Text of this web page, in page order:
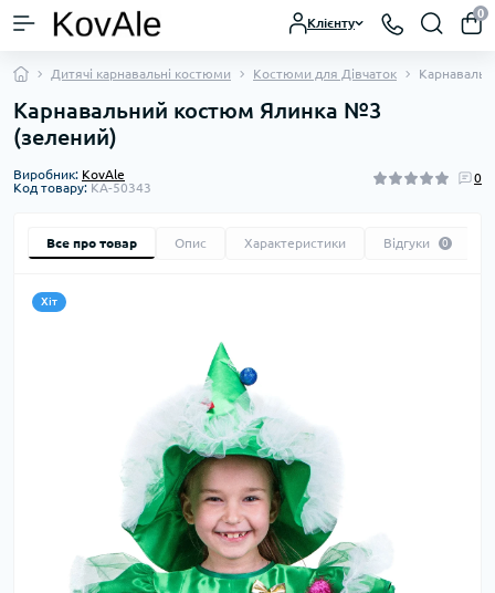
Клієнту
0
Дитячі карнавальні костюми Костюми для Дівчаток
Карнавальний костюм Ялинка №3
(зелений)
Виробник: KovAle
Код товару: KA-50343
0
Все про товар Опис Характеристики Відгуки 0
Хіт